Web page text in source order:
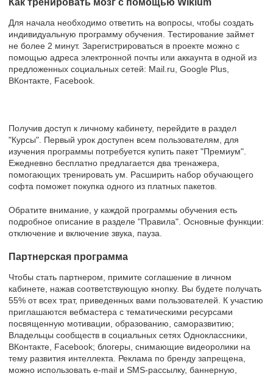
Для начала необходимо ответить на вопросы, чтобы создать
индивидуальную программу обучения. Тестирование займет
не более 2 минут. Зарегистрироваться в проекте можно с
помощью адреса электронной почты или аккаунта в одной из
предложенных социальных сетей: Mail.ru, Google Plus,
ВКонтакте, Facebook.
Получив доступ к личному кабинету, перейдите в раздел
"Курсы". Первый урок доступен всем пользователям, для
изучения программы потребуется купить пакет "Премиум".
Ежедневно бесплатно предлагается два тренажера,
помогающих тренировать ум. Расширить набор обучающего
софта поможет покупка одного из платных пакетов.
Обратите внимание, у каждой программы обучения есть
подробное описание в разделе "Правила". Основные функции:
отключение и включение звука, пауза.
Партнерская программа
Чтобы стать партнером, примите соглашение в личном
кабинете, нажав соответствующую кнопку. Вы будете получать
55% от всех трат, приведенных вами пользователей. К участию
приглашаются вебмастера с тематическими ресурсами
посвященную мотивации, образованию, саморазвитию;
Владельцы сообществ в социальных сетях Одноклассники,
ВКонтакте, Facebook; блогеры, снимающие видеоролики на
тему развития интеллекта. Реклама по бренду запрещена,
можно использовать e-mail и SMS-рассылку, баннерную,